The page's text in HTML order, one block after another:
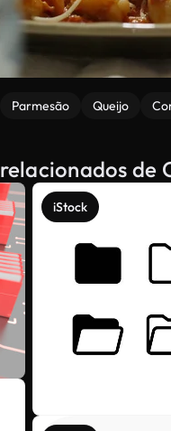
Parmesão Queijo
de
iStock